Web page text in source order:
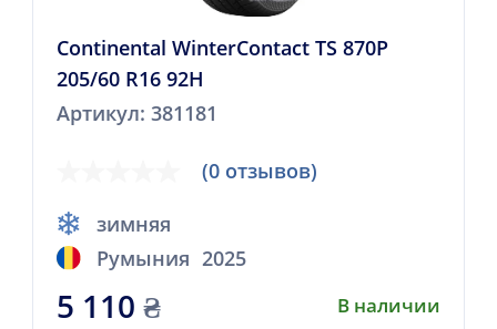
Continental WinterContact TS 870P
205/60 R16 92H
Артикул: 381181
(0 отзывов)
зимняя
Румыния 2025
5 110 ₴ В наличии